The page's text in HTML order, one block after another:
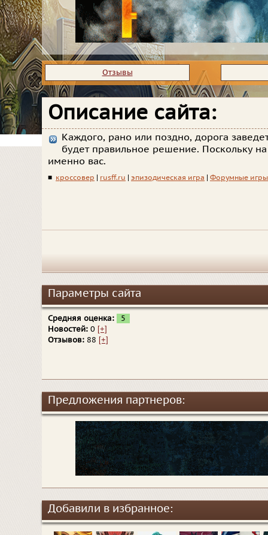
Отзывы
Описание сайта:
Каждого, рано или поздно, дорога
будет правильное решение. Поскольку
именно вас.
■ кроссовер rusff.ru эпизодическая игра Форумные игры
Параметры сайта
Средняя оценка:
5
Новостей: 0 [+]
Отзывов: 88 [+]
Предложения партнеров:
Добавили в избранное: